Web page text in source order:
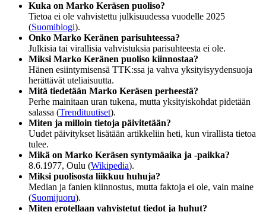
Kuka on Marko Keräsen puoliso?
Tietoa ei ole vahvistettu julkisuudessa vuodelle 2025
(Suomiblogi).
Onko Marko Keränen parisuhteessa?
Julkisia tai virallisia vahvistuksia parisuhteesta ei ole.
Miksi Marko Keränen puoliso kiinnostaa?
Hänen esiintymisensä TTK:ssa ja vahva yksityisyydensuoja
herättävät uteliaisuutta.
Mitä tiedetään Marko Keräsen perheestä?
Perhe mainitaan uran tukena, mutta yksityiskohdat pidetään
salassa (Trendituutiset).
Miten ja milloin tietoja päivitetään?
Uudet päivitykset lisätään artikkeliin heti, kun virallista tietoa
tulee.
Mikä on Marko Keräsen syntymäaika ja -paikka?
8.6.1977, Oulu (Wikipedia).
Miksi puolisosta liikkuu huhuja?
Median ja fanien kiinnostus, mutta faktoja ei ole, vain maine
(Suomijuoru).
Miten erotellaan vahvistetut tiedot ja huhut?